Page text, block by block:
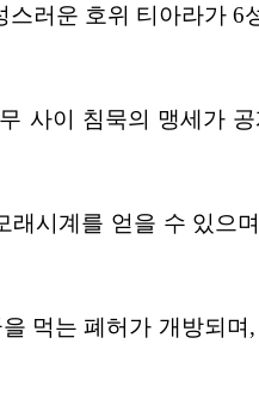
러운 호위 티아라가
사이 침묵의 맹세가
시계를 얻을 수 있으
먹는 폐허가 개방되